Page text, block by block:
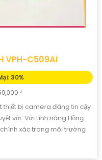
VPH-C509AI
30%
₫
thiết bị camera đáng tin cậy
vời. Với tính năng Hồng
xác trong môi trường